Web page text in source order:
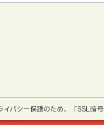
イバシー保護のため、「SSL暗